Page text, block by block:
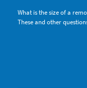
What is the size of a
These and other